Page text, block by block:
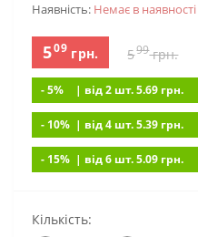
Наявність: Немає в наявностi
509грн. 599грн.
- 5% | вiд 2 шт. 5.69 грн.
- 10% | вiд 4 шт. 5.39 грн.
- 15% | вiд 6 шт. 5.09 грн.
Кількість: